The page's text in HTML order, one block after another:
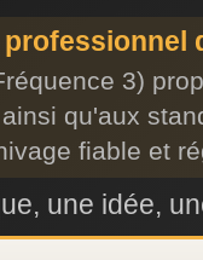
professionnel
3)
ainsi qu'aux
fiable et
une idée,